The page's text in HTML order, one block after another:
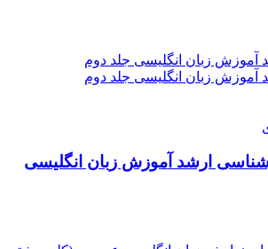
ارشد آموزش زبان انگلیسی